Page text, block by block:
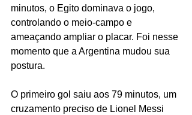
minutos, o Egito dominava o jogo,
controlando o meio-campo e
ameaçando ampliar o placar. Foi nesse
momento que a Argentina mudou sua
postura.
O primeiro gol saiu aos 79 minutos, um
cruzamento preciso de Lionel Messi